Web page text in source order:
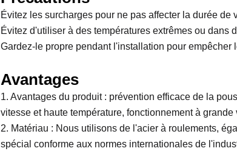
Évitez les surcharges pour ne pas affecter la durée de
Évitez d'utiliser à des températures extrêmes ou dans
Gardez-le propre pendant l'installation pour empêcher
Avantages
1. Avantages du produit : prévention efficace de la
vitesse et haute température, fonctionnement à
2. Matériau : Nous utilisons de l'acier à roulements,
spécial conforme aux normes internationales de